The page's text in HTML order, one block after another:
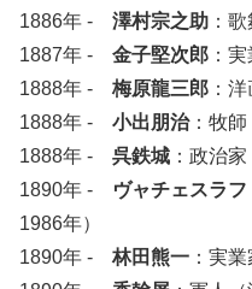
1886年 - 澤村宗之助 ：
1887年 - 金子堅次郎 ：
1888年 - 梅原龍三郎 ：
1888年 - 小出朋治：牧師
1888年 - 呉鉄城 ：政治
1890年 -
ヴャチェスラ
1986年）
1890年 - 林田熊一 ：実